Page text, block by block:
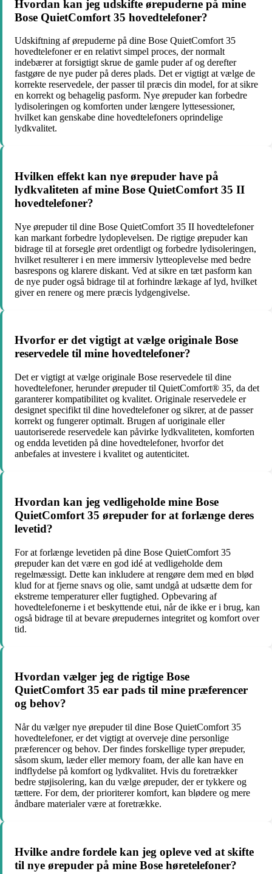
Hvordan kan jeg udskifte ørepuderne på mine
Bose QuietComfort 35 hovedtelefoner?
Udskiftning af ørepuderne på dine Bose QuietComfort 35
hovedtelefoner er en relativt simpel proces, der normalt
indebærer at forsigtigt skrue de gamle puder af og derefter
fastgøre de nye puder på deres plads. Det er vigtigt at vælge de
korrekte reservedele, der passer til præcis din model, for at sikre
en korrekt og behagelig pasform. Nye ørepuder kan forbedre
lydisoleringen og komforten under længere lyttesessioner,
hvilket kan genskabe dine hovedtelefoners oprindelige
lydkvalitet.
Hvilken effekt kan nye ørepuder have på
lydkvaliteten af mine Bose QuietComfort 35 II
hovedtelefoner?
Nye ørepuder til dine Bose QuietComfort 35 II hovedtelefoner
kan markant forbedre lydoplevelsen. De rigtige ørepuder kan
bidrage til at forsegle øret ordentligt og forbedre lydisoleringen,
hvilket resulterer i en mere immersiv lytteoplevelse med bedre
basrespons og klarere diskant. Ved at sikre en tæt pasform kan
de nye puder også bidrage til at forhindre lækage af lyd, hvilket
giver en renere og mere præcis lydgengivelse.
Hvorfor er det vigtigt at vælge originale Bose
reservedele til mine hovedtelefoner?
Det er vigtigt at vælge originale Bose reservedele til dine
hovedtelefoner, herunder ørepuder til QuietComfort® 35, da det
garanterer kompatibilitet og kvalitet. Originale reservedele er
designet specifikt til dine hovedtelefoner og sikrer, at de passer
korrekt og fungerer optimalt. Brugen af uoriginale eller
uautoriserede reservedele kan påvirke lydkvaliteten, komforten
og endda levetiden på dine hovedtelefoner, hvorfor det
anbefales at investere i kvalitet og autenticitet.
Hvordan kan jeg vedligeholde mine Bose
QuietComfort 35 ørepuder for at forlænge deres
levetid?
For at forlænge levetiden på dine Bose QuietComfort 35
ørepuder kan det være en god idé at vedligeholde dem
regelmæssigt. Dette kan inkludere at rengøre dem med en blød
klud for at fjerne snavs og olie, samt undgå at udsætte dem for
ekstreme temperaturer eller fugtighed. Opbevaring af
hovedtelefonerne i et beskyttende etui, når de ikke er i brug, kan
også bidrage til at bevare ørepudernes integritet og komfort over
tid.
Hvordan vælger jeg de rigtige Bose
QuietComfort 35 ear pads til mine præferencer
og behov?
Når du vælger nye ørepuder til dine Bose QuietComfort 35
hovedtelefoner, er det vigtigt at overveje dine personlige
præferencer og behov. Der findes forskellige typer ørepuder,
såsom skum, læder eller memory foam, der alle kan have en
indflydelse på komfort og lydkvalitet. Hvis du foretrækker
bedre støjisolering, kan du vælge ørepuder, der er tykkere og
tættere. For dem, der prioriterer komfort, kan blødere og mere
åndbare materialer være at foretrække.
Hvilke andre fordele kan jeg opleve ved at skifte
til nye ørepuder på mine Bose høretelefoner?